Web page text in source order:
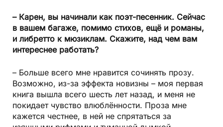
– Карен, вы начинали как поэт-песенник. Сейчас
в вашем багаже, помимо стихов, ещё и романы,
и либретто к мюзиклам. Скажите, над чем вам
интереснее работать?
– Больше всего мне нравится сочинять прозу.
Возможно, из-за эффекта новизны – моя первая
книга вышла всего шесть лет назад, и меня не
покидает чувство влюблённости. Проза мне
кажется честнее, в ней не спрятаться за